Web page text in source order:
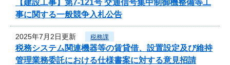
【建設工事】第7-121号 交通信号集中制御機整備等工
事に関する一般競争入札公告
2025年7月2日更新 税務課
税務システム関連機器等の賃貸借、設置設定及び維持
管理業務委託における仕様書案に対する意見招請